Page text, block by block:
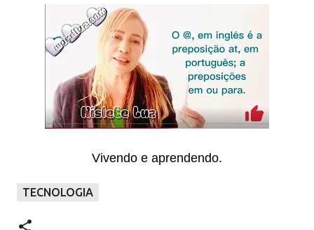
Vivendo e aprendendo.
TECNOLOGIA